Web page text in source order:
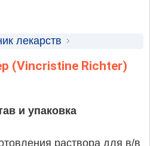
лекарств
(Vincristine Richter)
и упаковка
раствора для в/в